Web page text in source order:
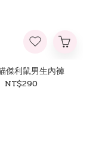
傑利鼠男生內褲
NT$290